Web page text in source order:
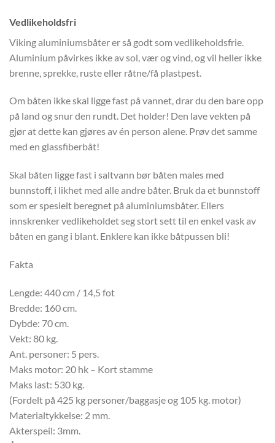
Vedlikeholdsfri
Viking aluminiumsbåter er så godt som vedlikeholdsfrie.
Aluminium påvirkes ikke av sol, vær og vind, og vil heller ikke
brenne, sprekke, ruste eller råtne/få plastpest.
Om båten ikke skal ligge fast på vannet, drar du den bare opp
på land og snur den rundt. Det holder! Den lave vekten på
gjør at dette kan gjøres av én person alene. Prøv det samme
med en glassfiberbåt!
Skal båten ligge fast i saltvann bør båten males med
bunnstoff, i likhet med alle andre båter. Bruk da et bunnstoff
som er spesielt beregnet på aluminiumsbåter. Ellers
innskrenker vedlikeholdet seg stort sett til en enkel vask av
båten en gang i blant. Enklere kan ikke båtpussen bli!
Fakta
Lengde: 440 cm / 14,5 fot
Bredde: 160 cm.
Dybde: 70 cm.
Vekt: 80 kg.
Ant. personer: 5 pers.
Maks motor: 20 hk – Kort stamme
Maks last: 530 kg.
(Fordelt på 425 kg personer/baggasje og 105 kg. motor)
Materialtykkelse: 2 mm.
Akterspeil: 3mm.